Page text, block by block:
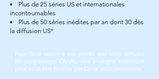
▪ Plus de 25 séries US et internationales
incontournables
▪ Plus de 50 séries inédites par an dont 30 dès
la diffusion US*
​Pour faire savoir à vos clients que vous diffusez
les programmes CANAL, une enseigne extérieure
peut vous être fournie par Canal sous conditions.